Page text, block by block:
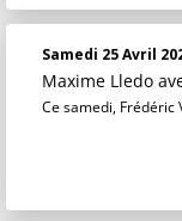
Samedi 25 Avril
Maxime Lledo
Ce samedi, Frédéric